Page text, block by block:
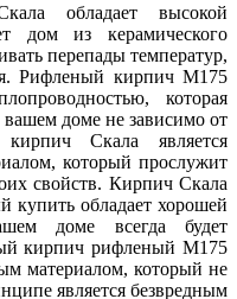
обладает высокой
дом из керамического
перепады температур,
Рифленый кирпич М175
которая
вашем доме не зависимо от
Скала является
который прослужит
свойств. Кирпич Скала
обладает хорошей
доме всегда будет
кирпич рифленый М175
материалом, который не
является безвредным